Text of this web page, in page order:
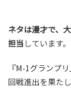
ネタは漫才で、
担当しています。
『M-1グランプ
回戦進出を果たし